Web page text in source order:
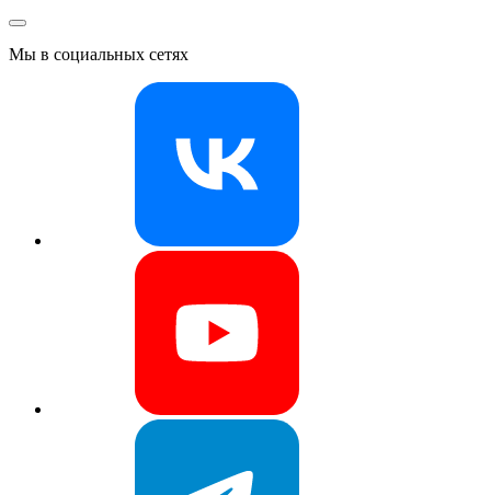
Мы в социальных сетях